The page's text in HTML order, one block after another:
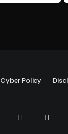
Policy